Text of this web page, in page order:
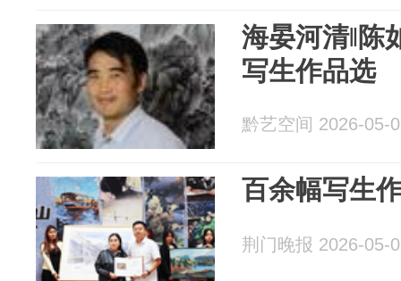
海晏河清‖陈
写生作品选
黔艺空间 2026-05-
百余幅写生
荆门晚报 2026-05-